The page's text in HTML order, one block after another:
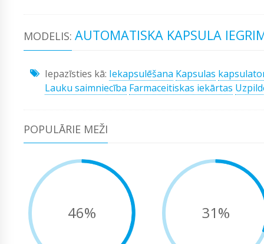
MODELIS: AUTOMATISKA KAPSULA
Iepazīsties kā: Iekapsulēšana Kapsulas
Lauku saimniecība Farmaceitiskas iekārtas
POPULĀRIE MEŽI
46% 31%